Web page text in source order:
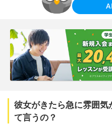
彼女がきたら急に雰囲
て言うの？